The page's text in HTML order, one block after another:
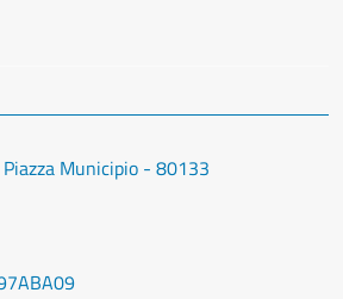
Piazza Municipio - 80133